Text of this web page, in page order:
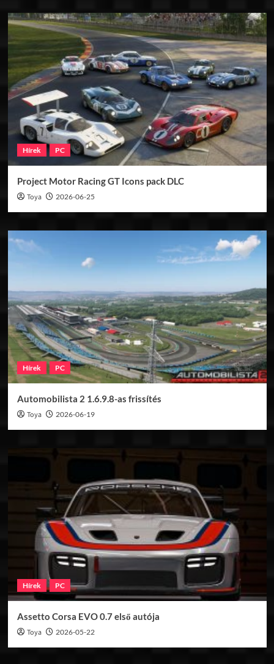
Hírek PC
Project Motor Racing GT Icons pack DLC
Toya 2026-06-25
Hírek PC
Automobilista 2 1.6.9.8-as frissítés
Toya 2026-06-19
Hírek PC
Assetto Corsa EVO 0.7 első autója
Toya 2026-05-22